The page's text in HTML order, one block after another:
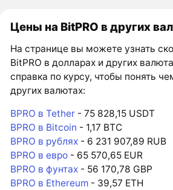
Цены на BitPRO в других
На странице вы можете узнать
BitPRO в долларах и других
справка по курсу, чтобы понять
других валютах:
BPRO в Tether - 75 828,15 USDT
BPRO в Bitcoin - 1,17 BTC
BPRO в рублях - 6 231 907,89 RUB
BPRO в евро - 65 570,65 EUR
BPRO в фунтах - 56 170,78 GBP
BPRO в Ethereum - 39,57 ETH